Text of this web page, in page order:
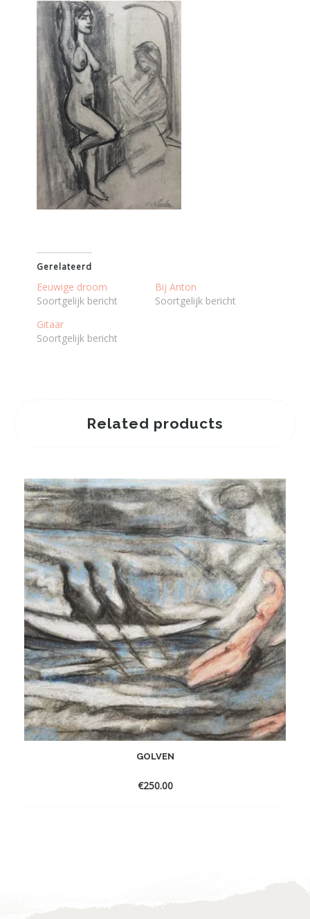
Gerelateerd
Eeuwige droom
Soortgelijk bericht
Bij Anton
Soortgelijk bericht
Gitaar
Soortgelijk bericht
Related products
GOLVEN
€250.00